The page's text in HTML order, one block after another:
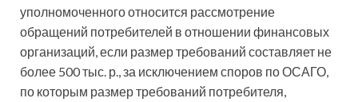
уполномоченного относится рассмотрение
обращений потребителей в отношении финансовых
организаций, если размер требований составляет не
более 500 тыс. р., за исключением споров по ОСАГО,
по которым размер требований потребителя,